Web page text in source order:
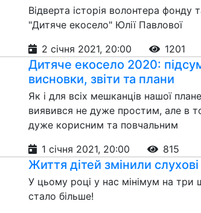
Відверта історія волонтера фонду
"Дитяче екосело" Юлії Павлової
2 січня 2021, 20:00
1201
Дитяче екосело 2020:
висновки, звіти та плани
Як і для всіх мешканців нашої
виявився не дуже простим, але в
дуже корисним та повчальним
1 січня 2021, 20:00
815
Життя дітей змінили
У цьому році у нас мінімум на три
стало більше!